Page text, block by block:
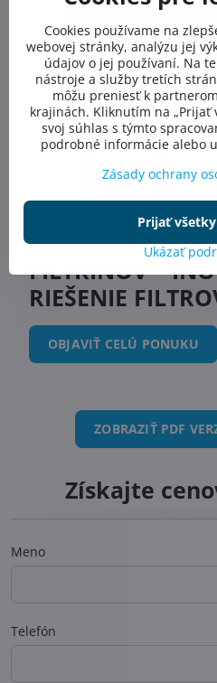
FILTRINOV –
RIEŠENIE
OBJAVIŤ CELÚ PONUKU
ZOBRAZIŤ PDF
Získajte
Meno
Telefón
Cookies používame na
webovej stránky, analýzu jej
údajov o jej používaní. Na
nástroje a služby tretích
môžu preniesť k
krajinách. Kliknutím na „Prijať
svoj súhlas s týmto
podrobné informácie alebo
Zásady ochrany
Ukázať
Prijať